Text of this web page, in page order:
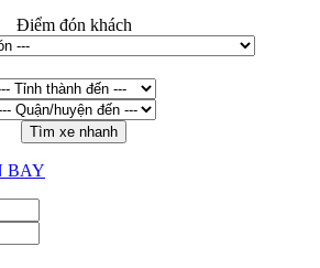
Điểm đón khách
Tìm xe nhanh
BAY